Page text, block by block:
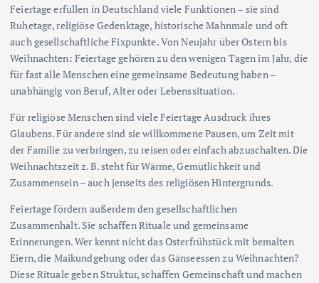
Feiertage erfüllen in Deutschland viele Funktionen – sie sind
Ruhetage, religiöse Gedenktage, historische Mahnmale und oft
auch gesellschaftliche Fixpunkte. Von Neujahr über Ostern bis
Weihnachten: Feiertage gehören zu den wenigen Tagen im Jahr, die
für fast alle Menschen eine gemeinsame Bedeutung haben –
unabhängig von Beruf, Alter oder Lebenssituation.
Für religiöse Menschen sind viele Feiertage Ausdruck ihres
Glaubens. Für andere sind sie willkommene Pausen, um Zeit mit
der Familie zu verbringen, zu reisen oder einfach abzuschalten. Die
Weihnachtszeit z. B. steht für Wärme, Gemütlichkeit und
Zusammensein – auch jenseits des religiösen Hintergrunds.
Feiertage fördern außerdem den gesellschaftlichen
Zusammenhalt. Sie schaffen Rituale und gemeinsame
Erinnerungen. Wer kennt nicht das Osterfrühstück mit bemalten
Eiern, die Maikundgebung oder das Gänseessen zu Weihnachten?
Diese Rituale geben Struktur, schaffen Gemeinschaft und machen